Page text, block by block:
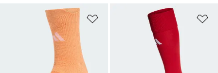
Adicionar à Lista de Desejos